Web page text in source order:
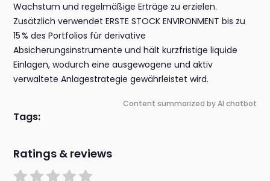
Wachstum und regelmäßige Erträge zu erzielen.
Zusätzlich verwendet ERSTE STOCK ENVIRONMENT bis zu
15 % des Portfolios für derivative
Absicherungsinstrumente und hält kurzfristige liquide
Einlagen, wodurch eine ausgewogene und aktiv
verwaltete Anlagestrategie gewährleistet wird.
Content summarized by AI chatbot
Tags:
Ratings & reviews